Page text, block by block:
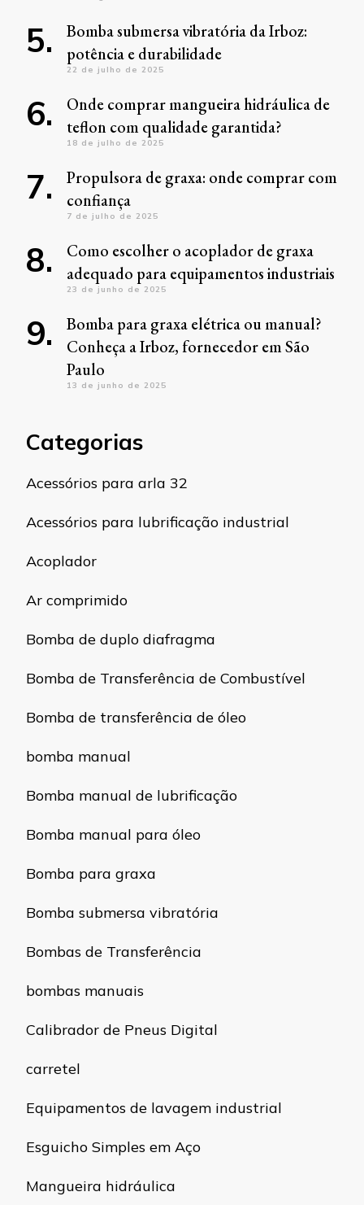
Bomba submersa vibratória da Irboz:
potência e durabilidade
22 de julho de 2025
Onde comprar mangueira hidráulica de
teflon com qualidade garantida?
18 de julho de 2025
Propulsora de graxa: onde comprar com
confiança
7 de julho de 2025
Como escolher o acoplador de graxa
adequado para equipamentos industriais
23 de junho de 2025
Bomba para graxa elétrica ou manual?
Conheça a Irboz, fornecedor em São
Paulo
13 de junho de 2025
Categorias
Acessórios para arla 32
Acessórios para lubrificação industrial
Acoplador
Ar comprimido
Bomba de duplo diafragma
Bomba de Transferência de Combustível
Bomba de transferência de óleo
bomba manual
Bomba manual de lubrificação
Bomba manual para óleo
Bomba para graxa
Bomba submersa vibratória
Bombas de Transferência
bombas manuais
Calibrador de Pneus Digital
carretel
Equipamentos de lavagem industrial
Esguicho Simples em Aço
Mangueira hidráulica